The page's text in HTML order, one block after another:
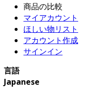
商品の比較
マイアカウント
ほしい物リスト
アカウント作成
サインイン
言語
Japanese